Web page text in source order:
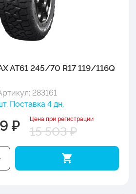
AT61 245/70 R17 119/116Q
283161
Поставка 4 дн.
₽ Цена при регистрации
15 503 ₽